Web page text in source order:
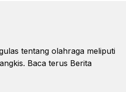
tentang olahraga meliputi
Baca terus Berita